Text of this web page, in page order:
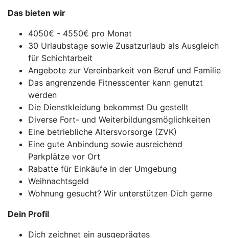
Das bieten wir
4050€ - 4550€ pro Monat
30 Urlaubstage sowie Zusatzurlaub als Ausgleich
für Schichtarbeit
Angebote zur Vereinbarkeit von Beruf und Familie
Das angrenzende Fitnesscenter kann genutzt
werden
Die Dienstkleidung bekommst Du gestellt
Diverse Fort- und Weiterbildungsmöglichkeiten
Eine betriebliche Altersvorsorge (ZVK)
Eine gute Anbindung sowie ausreichend
Parkplätze vor Ort
Rabatte für Einkäufe in der Umgebung
Weihnachtsgeld
Wohnung gesucht? Wir unterstützen Dich gerne
Dein Profil
Dich zeichnet ein ausgeprägtes